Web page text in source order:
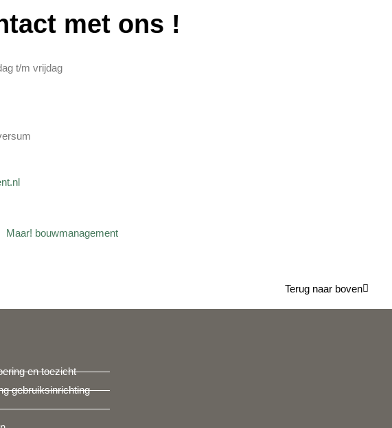
met ons !
t/m vrijdag
Terug naar boven
en toezicht
gebruiksinrichting